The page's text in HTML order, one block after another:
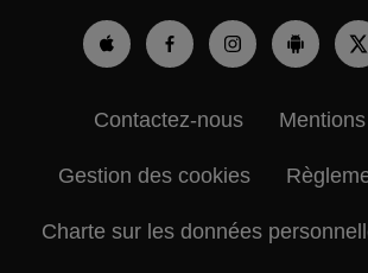
Contactez-nous
Gestion des cookies
Charte sur les données